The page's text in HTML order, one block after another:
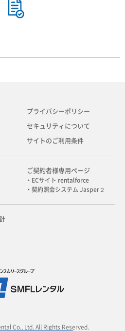
プライバシーポリシー
セキュリティについて
サイトのご利用条件
ご契約者様専用ページ
・ECサイト rentalforce
・契約照会システム Jasper２
Co., Ltd. All Rights Reserved.